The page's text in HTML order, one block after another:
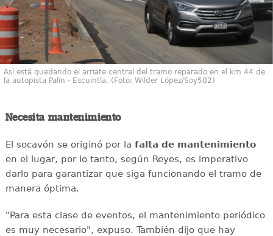
Así está quedando el arriate central del tramo reparado en el km 44 de
la autopista Palín - Escuintla. (Foto: Wilder López/Soy502)
Necesita mantenimiento
El socavón se originó por la falta de mantenimiento
en el lugar, por lo tanto, según Reyes, es imperativo
darlo para garantizar que siga funcionando el tramo de
manera óptima.
"Para esta clase de eventos, el mantenimiento periódico
es muy necesario", expuso. También dijo que hay